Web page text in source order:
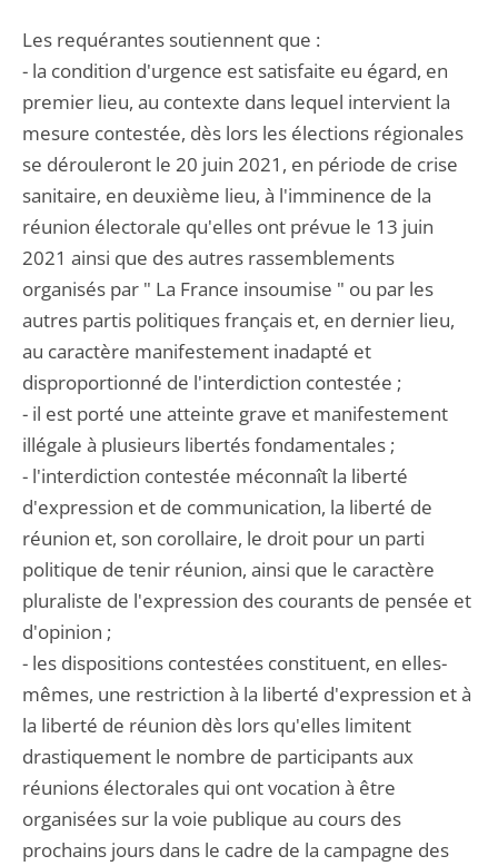
Les requérantes soutiennent que :
- la condition d'urgence est satisfaite eu égard, en
premier lieu, au contexte dans lequel intervient la
mesure contestée, dès lors les élections régionales
se dérouleront le 20 juin 2021, en période de crise
sanitaire, en deuxième lieu, à l'imminence de la
réunion électorale qu'elles ont prévue le 13 juin
2021 ainsi que des autres rassemblements
organisés par " La France insoumise " ou par les
autres partis politiques français et, en dernier lieu,
au caractère manifestement inadapté et
disproportionné de l'interdiction contestée ;
- il est porté une atteinte grave et manifestement
illégale à plusieurs libertés fondamentales ;
- l'interdiction contestée méconnaît la liberté
d'expression et de communication, la liberté de
réunion et, son corollaire, le droit pour un parti
politique de tenir réunion, ainsi que le caractère
pluraliste de l'expression des courants de pensée et
d'opinion ;
- les dispositions contestées constituent, en elles-
mêmes, une restriction à la liberté d'expression et à
la liberté de réunion dès lors qu'elles limitent
drastiquement le nombre de participants aux
réunions électorales qui ont vocation à être
organisées sur la voie publique au cours des
prochains jours dans le cadre de la campagne des